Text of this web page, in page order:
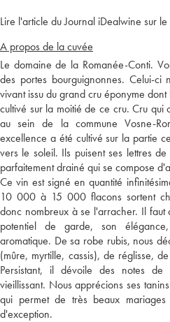
Lire l'article du Journal iDealwine sur
A propos de la cuvée
Le domaine de la Romanée-Conti.
des portes bourguignonnes. Celui-ci
vivant issu du grand cru éponyme
cultivé sur la moitié de ce cru. Cru
au sein de la commune Vosne-
excellence a été cultivé sur la partie
vers le soleil. Ils puisent ses lettres
parfaitement drainé qui se compose
Ce vin est signé en quantité
10 000 à 15 000 flacons sortent
donc nombreux à se l'arracher. Il
potentiel de garde, son
aromatique. De sa robe rubis, nous
(mûre, myrtille, cassis), de réglisse,
Persistant, il dévoile des notes
vieillissant. Nous apprécions ses
qui permet de très beaux mariages
d'exception.